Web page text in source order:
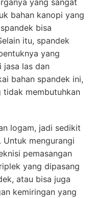
yang sangat
bahan kanopi yang
bisa
itu, spandek
yang
jasa las dan
bahan spandek ini,
tidak membutuhkan
logam, jadi sedikit
Untuk mengurangi
pemasangan
yang dipasang
atau bisa juga
kemiringan yang